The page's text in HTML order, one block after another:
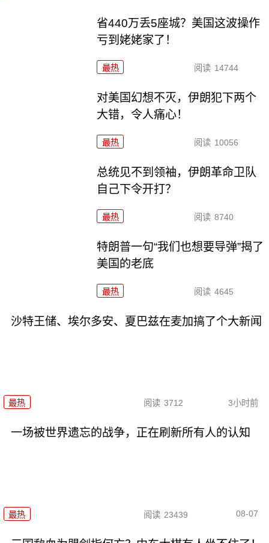
省440万丢5座城？美国这波操作
亏到姥姥家了！
最热 阅读 14744
对美国幻想不灭，伊朗犯下两个
大错，令人痛心！
最热 阅读 10056
总统见不到领袖，伊朗革命卫队
自己下令开打？
最热 阅读 8740
特朗普一句“我们也想要导弹”揭了
美国的老底
最热 阅读 4645
沙特王储、埃尔多安、夏巴兹在麦加搞了个大新闻
最热 阅读 3712 3小时前
一场被世界遗忘的战争，正在刷新所有人的认知
最热 阅读 23439 08-07